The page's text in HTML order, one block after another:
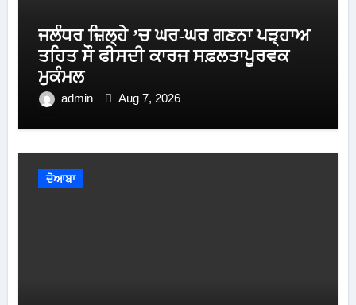
ਜਲੰਧਰ ਜ਼ਿਲ੍ਹੇ ’ਚ ਘਰ-ਘਰ ਗਣਨਾ ਪੜ੍ਹਾਅ
ਤਹਿਤ ਸੌ ਫੀਸਦੀ ਕਾਰਜ ਸਫ਼ਲਤਾਪੂਰਵਕ
ਮੁਕੰਮਲ
admin Aug 7, 2026
ਦੋਆਬਾ